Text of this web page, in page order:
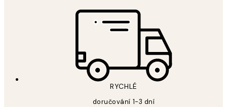
RYCHLÉ
doručování 1-3 dní